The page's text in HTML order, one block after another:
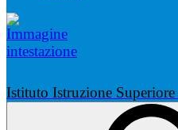
Istituto Istruzione Superiore